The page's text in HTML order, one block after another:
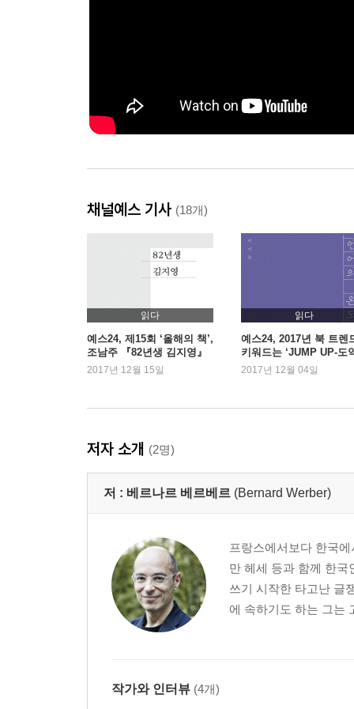
채널예스 기사 (18개)
읽다
예스24, 제15회 ‘올해의 책’,
조남주 『82년생 김지영』
1위
2017년 12월 15일
읽다
예스24, 2017년 북 트렌
키워드는 ‘JUMP UP-도
2017년 12월 04일
저자 소개 (2명)
저 : 베르나르 베르베르 (Bernard Werber)
프랑스에서보다 한국
만 헤세 등과 함께 한
쓰기 시작한 타고난 글
에 속하기도 하는 그는
작가와 인터뷰 (4개)